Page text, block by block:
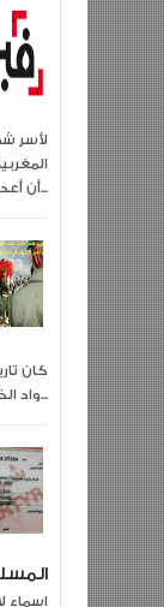
لأسر
أن أعدادا كبيرة من أبناء ا...
واد الذهب الى حضيرة الوطن الام.هذ...